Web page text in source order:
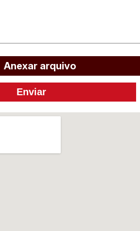
Anexar arquivo